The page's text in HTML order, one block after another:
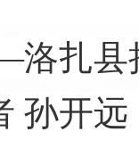
扎县
孙开远